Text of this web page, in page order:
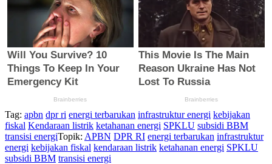
Tag: apbn dpr ri energi terbarukan infrastruktur energi kebijakan
fiskal Kendaraan listrik ketahanan energi SPKLU subsidi BBM
transisi energiTopik: APBN DPR RI energi terbarukan infrastruktur
energi kebijakan fiskal kendaraan listrik ketahanan energi SPKLU
subsidi BBM transisi energi